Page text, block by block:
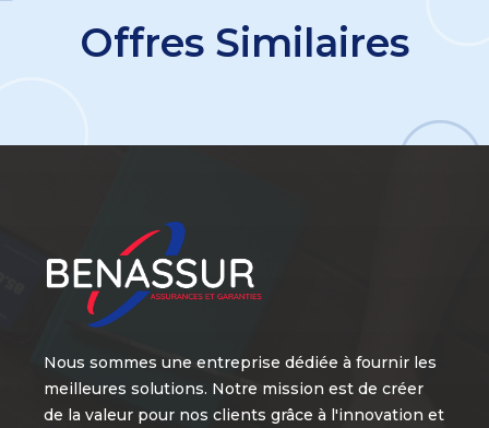
Offres Similaires
Nous sommes une entreprise dédiée à fournir les
meilleures solutions. Notre mission est de créer
de la valeur pour nos clients grâce à l'innovation et